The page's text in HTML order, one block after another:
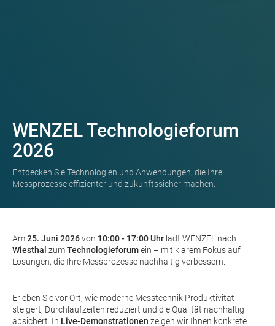
WENZEL Technologieforum
2026
Entdecken Sie Technologien und Anwendungen, die Ihre
Messprozesse effizienter und zukunftssicher machen.
Am25. Juni 2026von 10:00 - 17:00 Uhr lädt WENZEL nach
Wiesthal zumTechnologieforumein – mit klarem Fokus auf
Lösungen, die Ihre Messprozesse nachhaltig verbessern.
Erleben Sie vor Ort, wie moderne Messtechnik Produktivität
steigert, Durchlaufzeiten reduziert und die Qualität nachhaltig
absichert. In Live-Demonstrationen zeigen wir Ihnen konkrete